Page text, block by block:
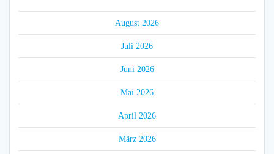
August 2026
Juli 2026
Juni 2026
Mai 2026
April 2026
März 2026